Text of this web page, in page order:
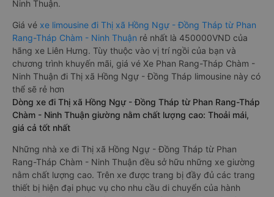
Ninh Thuận.
Giá vé xe limousine đi Thị xã Hồng Ngự - Đồng Tháp từ Phan
Rang-Tháp Chàm - Ninh Thuận rẻ nhất là 450000VND của
hãng xe Liên Hưng. Tùy thuộc vào vị trí ngồi của bạn và
chương trình khuyến mãi, giá vé Xe Phan Rang-Tháp Chàm -
Ninh Thuận đi Thị xã Hồng Ngự - Đồng Tháp limousine này có
thể sẽ rẻ hơn
Dòng xe đi Thị xã Hồng Ngự - Đồng Tháp từ Phan Rang-Tháp
Chàm - Ninh Thuận giường nằm chất lượng cao: Thoải mái,
giá cả tốt nhất
Những nhà xe đi Thị xã Hồng Ngự - Đồng Tháp từ Phan
Rang-Tháp Chàm - Ninh Thuận đều sở hữu những xe giường
nằm chất lượng cao. Trên xe được trang bị đầy đủ các trang
thiết bị hiện đại phục vụ cho nhu cầu di chuyển của hành